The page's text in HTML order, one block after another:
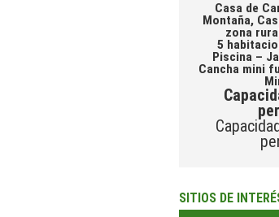
Casa de
Montaña,
zona
5
Piscina –
Cancha mini
SITIOS DE